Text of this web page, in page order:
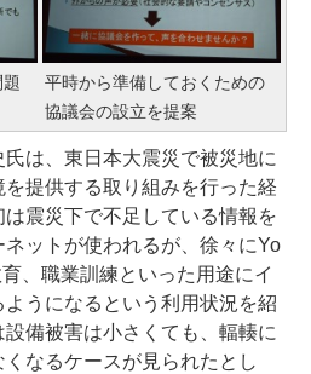
平時から準備しておくための
協議会の設立を提案
は、東日本大震災で被災地に
提供する取り組みを行った経
震災下で不足している情報を
ットが使われるが、徐々にYo
、職業訓練といった用途にイ
うになるという利用状況を紹
備被害は小さくても、輻輳に
なるケースが見られたとし